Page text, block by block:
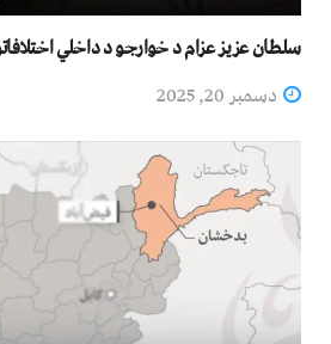
سلطان عزیز عزام د خوارجو د داخلي
دسمبر 20, 2025